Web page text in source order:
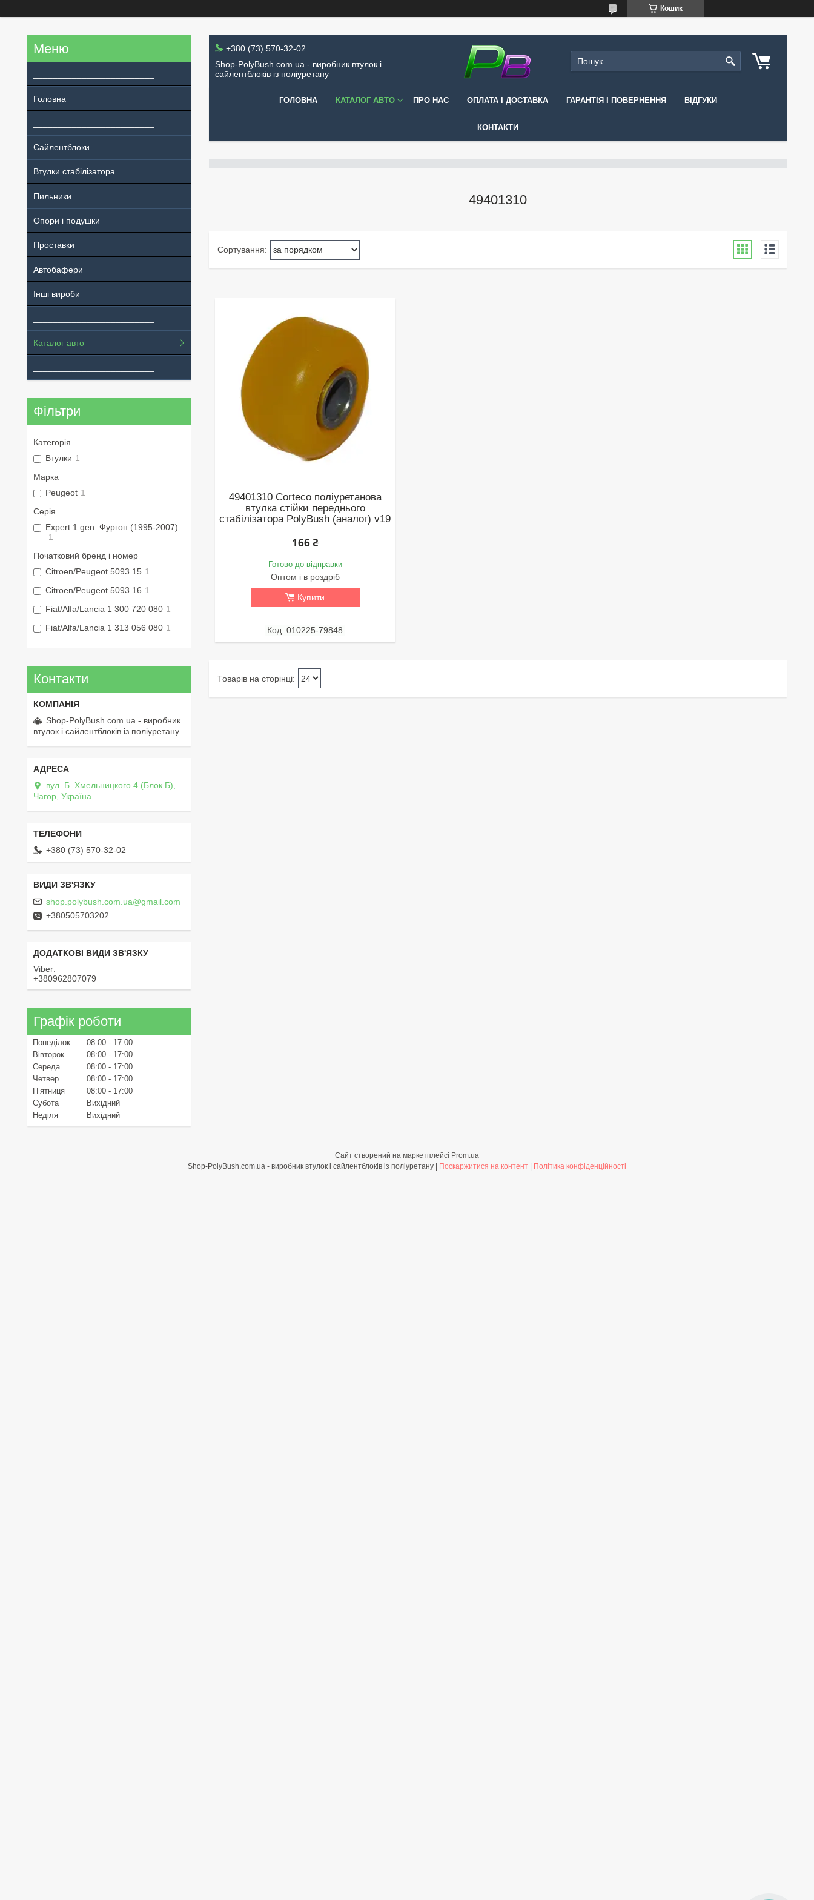
Кошик
+380 (73) 570-32-02
Shop-PolyBush.com.ua - виробник втулок і
сайлентблоків із поліуретану
ГОЛОВНА КАТАЛОГ АВТО ПРО НАС ОПЛАТА І ДОСТАВКА ГАРАНТІЯ І ПОВЕРНЕННЯ ВІДГУКИ
КОНТАКТИ
49401310
49401310 Corteco поліуретанова
втулка стійки переднього
стабілізатора PolyBush (аналог) v19
166 ₴
Готово до відправки
Оптом і в роздріб
Купити
010225-79848
Головна
Сайлентблоки
Втулки стабілізатора
Пильники
Опори і подушки
Проставки
Автобафери
Інші вироби
Каталог авто
Фільтри
Категорія
Втулки 1
Марка
Peugeot 1
Серія
Expert 1 gen. Фургон (1995-2007)
1
Початковий бренд і номер
Citroen/Peugeot 5093.15 1
Citroen/Peugeot 5093.16 1
Fiat/Alfa/Lancia 1 300 720 080 1
Fiat/Alfa/Lancia 1 313 056 080 1
Контакти
Shop-PolyBush.com.ua - виробник
втулок і сайлентблоків із поліуретану
вул. Б. Хмельницкого 4 (Блок Б),
Чагор, Україна
+380 (73) 570-32-02
shop.polybush.com.ua@gmail.com
+380505703202
Viber
+380962807079
Графік роботи
Понеділок 08:00
17:00
Вівторок
08:00
17:00
Середа
08:00
17:00
Четвер
08:00
17:00
Пʼятниця
08:00
17:00
Субота
Вихідний
Неділя
Вихідний
Сайт створений на маркетплейсі Prom.ua
Поскаржитися на контент Політика конфіденційності